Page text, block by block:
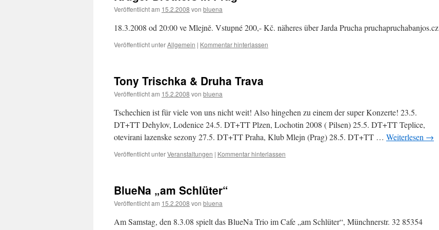
Veröffentlicht am 15.2.2008 von bluena
18.3.2008 od 20:00 ve Mlejně. Vstupné 200,- Kč. näheres über Jarda Prucha pruchapruchabanjos.cz
Veröffentlicht unterAllgemein | Kommentar hinterlassen
Tony Trischka & Druha Trava
Veröffentlicht am 15.2.2008 von bluena
Tschechien ist für viele von uns nicht weit! Also hingehen zu einem der super Konzerte! 23.5.
DT+TT Dehylov, Lodenice 24.5. DT+TT Plzen, Lochotin 2008 ( Pilsen) 25.5. DT+TT Teplice,
otevirani lazenske sezony 27.5. DT+TT Praha, Klub Mlejn (Prag) 28.5. DT+TT … Weiterlesen →
Veröffentlicht unterVeranstaltungen | Kommentar hinterlassen
BlueNa „am Schlüter“
Veröffentlicht am 15.2.2008 von bluena
Am Samstag, den 8.3.08 spielt das BlueNa Trio im Cafe „am Schlüter“, Münchnerstr. 32 85354